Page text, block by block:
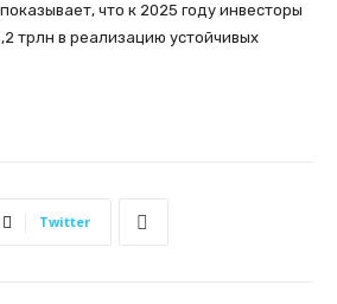
что к 2025 году инвесторы
трлн в реализацию устойчивых
Twitter